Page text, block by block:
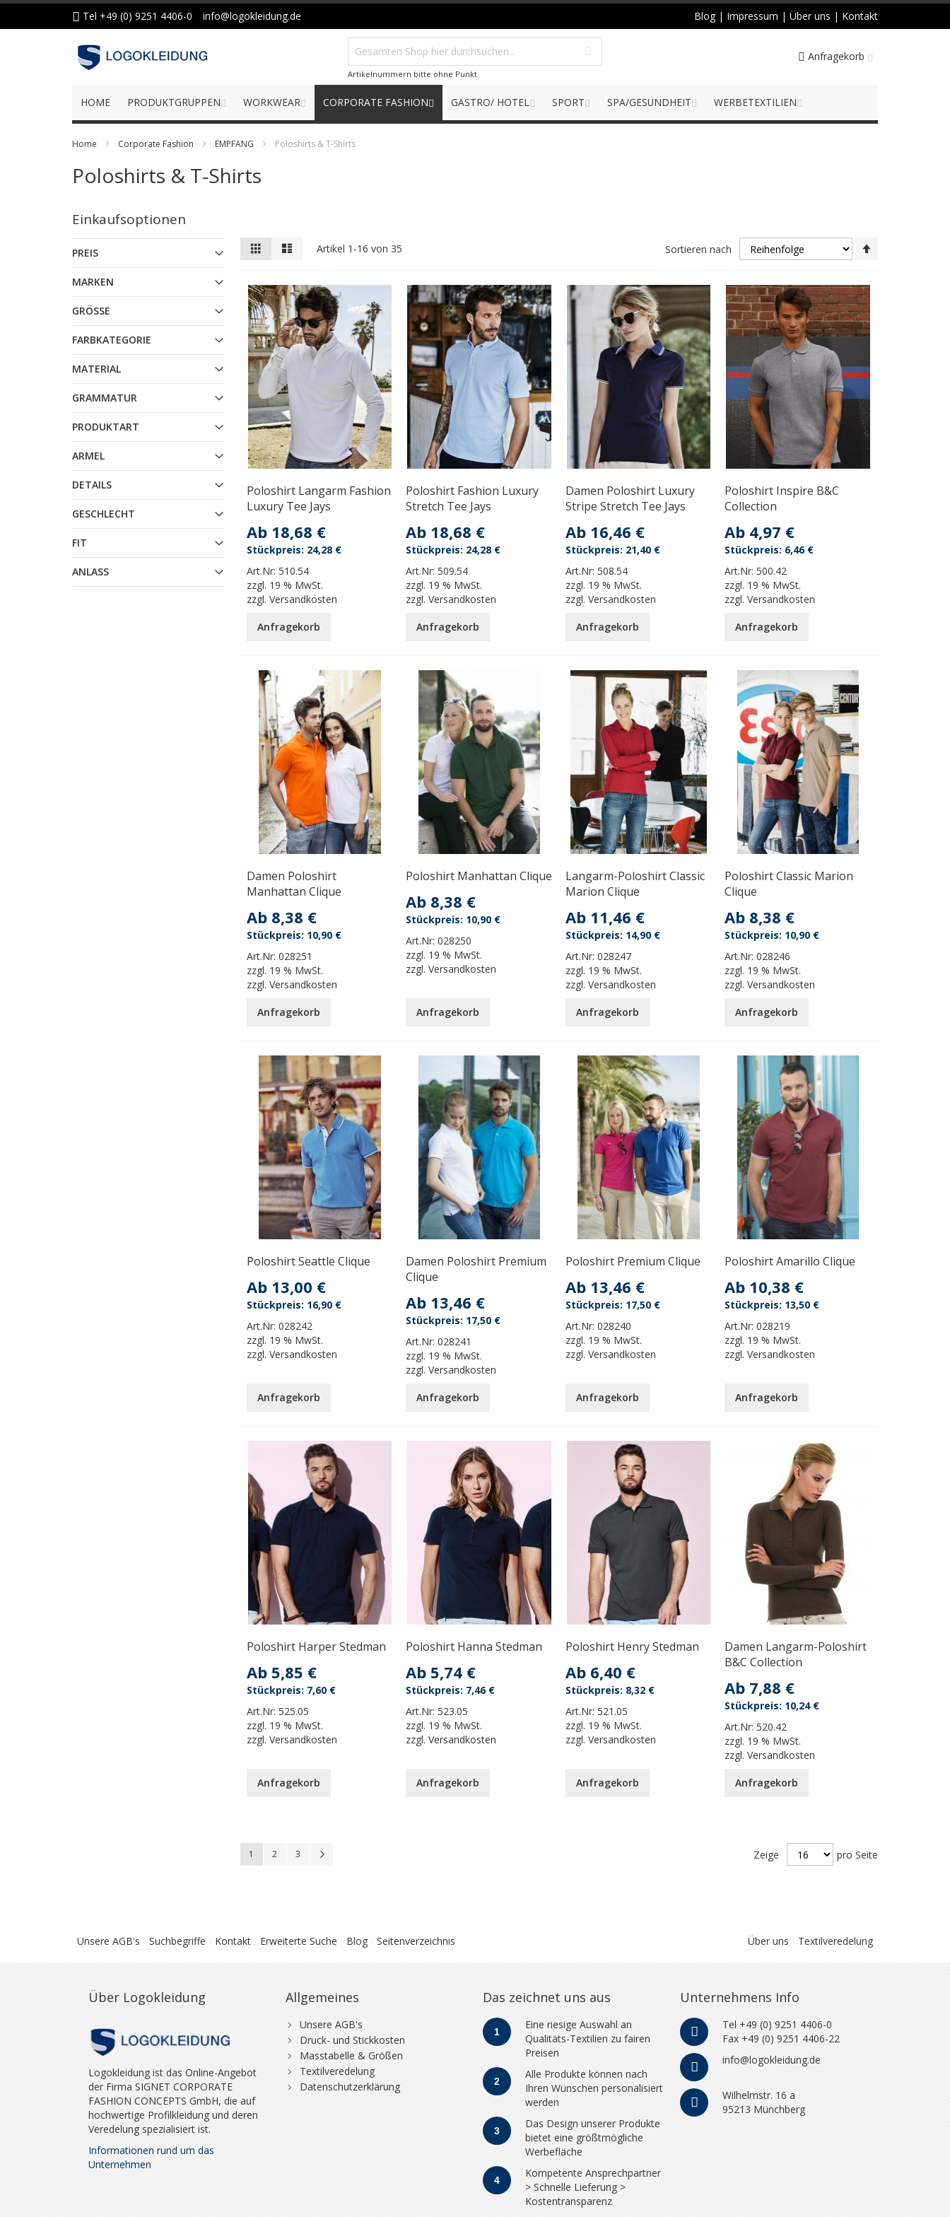
Zum
springen
Tel +49 (0) 9251 4406-0 info@logokleidung.de Blog | Impressum | Über uns | Kontakt
Artikelnummern bitte ohne Punkt
Anfragekorb
HOME PRODUKTGRUPPEN WORKWEAR CORPORATE FASHION GASTRO/ HOTEL SPORT SPA/GESUNDHEIT WERBETEXTILIEN
Home Corporate Fashion EMPFANG Poloshirts & T-Shirts
Poloshirts & T-Shirts
Anzeigen
als
Liste Artikel 1 -16 von 35 Sortieren nach
Poloshirt Langarm Fashion
Luxury Tee Jays
Ab 18,68 €
Art.Nr: 510.54
zzgl. 19 % MwSt.
zzgl. Versandkosten
24,28 €
Anfragekorb
Poloshirt Fashion Luxury
Stretch Tee Jays
Ab 18,68 €
Art.Nr:509.54
zzgl. 19 % MwSt.
zzgl.Versandkosten
24,28 €
Anfragekorb
Damen Poloshirt Luxury
Stripe Stretch Tee Jays
Ab 16,46 €
Art.Nr: 508.54
zzgl. 19 % MwSt.
zzgl. Versandkosten
21,40 €
Anfragekorb
Poloshirt Inspire B&C
Collection
Ab 4,97 €
Art.Nr:500.42
zzgl. 19 % MwSt.
zzgl.Versandkosten
6,46 €
Anfragekorb
Damen Poloshirt
Manhattan Clique
Ab 8,38 €
Art.Nr: 028251
zzgl. 19 % MwSt.
zzgl. Versandkosten
10,90 €
Anfragekorb
Poloshirt Manhattan Clique
Ab 8,38 €
Art.Nr:028250
zzgl. 19 % MwSt.
zzgl.Versandkosten
10,90 €
Anfragekorb
Langarm-Poloshirt Classic
Marion Clique
Ab 11,46 €
Art.Nr: 028247
zzgl. 19 % MwSt.
zzgl. Versandkosten
14,90 €
Anfragekorb
Poloshirt Classic Marion
Clique
Ab 8,38 €
Art.Nr:028246
zzgl. 19 % MwSt.
zzgl.Versandkosten
10,90 €
Anfragekorb
Poloshirt Seattle Clique
Ab 13,00 €
Art.Nr: 028242
zzgl. 19 % MwSt.
zzgl. Versandkosten
16,90 €
Anfragekorb
Damen Poloshirt Premium
Clique
Ab 13,46 €
Art.Nr:028241
zzgl. 19 % MwSt.
zzgl.Versandkosten
17,50 €
Anfragekorb
Poloshirt Premium Clique
Ab 13,46 €
Art.Nr: 028240
zzgl. 19 % MwSt.
zzgl. Versandkosten
17,50 €
Anfragekorb
Poloshirt Amarillo Clique
Ab 10,38 €
Art.Nr:028219
zzgl. 19 % MwSt.
zzgl.Versandkosten
13,50 €
Anfragekorb
Poloshirt Harper Stedman
Ab 5,85 €
Art.Nr: 525.05
zzgl. 19 % MwSt.
zzgl. Versandkosten
7,60 €
Anfragekorb
Poloshirt Hanna Stedman
Ab 5,74 €
Art.Nr:523.05
zzgl. 19 % MwSt.
zzgl.Versandkosten
7,46 €
Anfragekorb
Poloshirt Henry Stedman
Ab 6,40 €
Art.Nr: 521.05
zzgl. 19 % MwSt.
zzgl. Versandkosten
8,32 €
Anfragekorb
Damen Langarm-Poloshirt
B&C Collection
Ab 7,88 €
Art.Nr:520.42
zzgl. 19 % MwSt.
zzgl.Versandkosten
10,24 €
Anfragekorb
Seite
You're currently reading page
1 Seite
2 Seite
3 Zeige pro Seite
Einkaufsoptionen
PREIS
MARKEN
GRÖSSE
FARBKATEGORIE
MATERIAL
GRAMMATUR
PRODUKTART
ARMEL
DETAILS
GESCHLECHT
FIT
ANLASS
Unsere AGB's Suchbegriffe Kontakt Erweiterte Suche Blog Seitenverzeichnis Über uns Textilveredelung
Über Logokleidung
Logokleidung ist das Online-Angebot
der Firma SIGNET CORPORATE
FASHION CONCEPTS GmbH, die auf
hochwertige Profilkleidung und deren
Veredelung spezialisiert ist.
Informationen rund um das
Unternehmen
Allgemeines
Unsere AGB's
Druck- und Stickkosten
Masstabelle & Größen
Textilveredelung
Datenschutzerklärung
Das zeichnet uns aus
1
Eine riesige Auswahl an
Qualitäts-Textilien zu fairen
Preisen
2
Alle Produkte können nach
Ihren Wünschen personalisiert
werden
3
Das Design unserer Produkte
bietet eine größtmögliche
Werbefläche
4
Kompetente Ansprechpartner
> Schnelle Lieferung >
Kostentransparenz
Unternehmens Info
Tel +49 (0) 9251 4406-0
Fax +49 (0) 9251 4406-22
info@logokleidung.de
Wilhelmstr. 16 a
95213 Münchberg